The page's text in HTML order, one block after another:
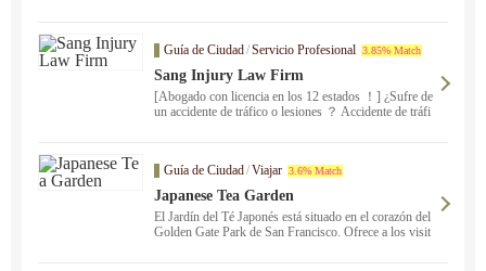
Guía de Ciudad/Servicio Profesional 3.85% Match
Sang Injury Law Firm
[Abogado con licencia en los 12 estados ！] ¿Sufre de
un accidente de tráfico o lesiones ？ Accidente de tráfi
stá bien versado en estas áreas y puede ayudarle desde
la consulta hasta la resolución en japonés. . Protegemo
s sus derechos con nuestra riqueza de conocimientos y
experiencia. Por favor, no dude en ponerse en contacto
con nosotros primero con cualquier pregunta ！ "Oper
Guía de Ciudad/Viajar 3.6% Match
Japanese Tea Garden
El Jardín del Té Japonés está situado en el corazón del
Golden Gate Park de San Francisco. Ofrece a los visit